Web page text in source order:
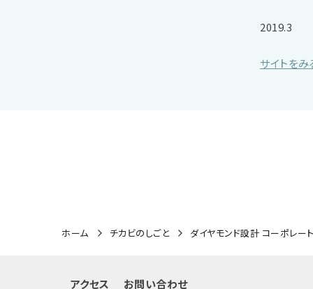
2019.3
サイトをみ
ホーム チカビのしごと ダイヤモンド設計 コーポレー
アクセス お問い合わせ